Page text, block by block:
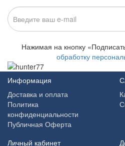
Нажимая на кнопку
обработку
Информация
Доставка и оплата
Политика
конфиденциальности
Публичная Оферта
Личный кабинет